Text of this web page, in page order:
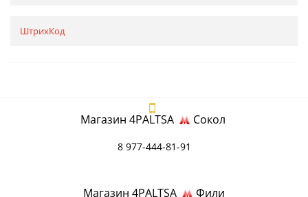
ШтрихКод
Магазин 4PALTSA Сокол
8 977-444-81-91
Магазин 4PALTSA Фили